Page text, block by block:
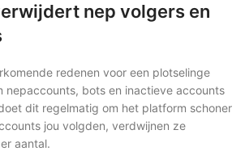
nep volgers en
redenen voor een plotselinge
nepaccounts, bots en inactieve accounts
dit regelmatig om het platform schoner
jou volgden, verdwijnen ze
aantal.